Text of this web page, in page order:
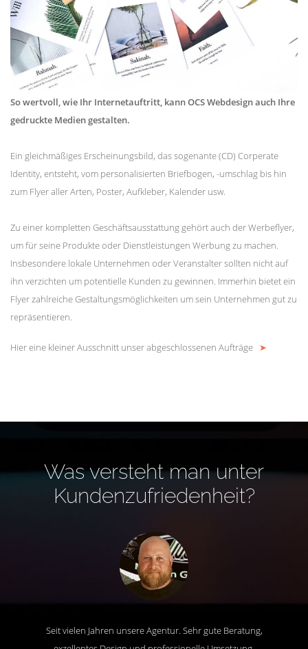
So wertvoll, wie Ihr Internetauftritt, kann OCS Webdesign auch Ihre
gedruckte Medien gestalten.
Ein gleichmäßiges Erscheinungsbild, das sogenante (CD) Corperate
Identity, entsteht, vom personalisierten Briefbogen, -umschlag bis hin
zum Flyer aller Arten, Poster, Aufkleber, Kalender usw.
Zu einer kompletten Geschäftsausstattung gehört auch der Werbeflyer,
um für seine Produkte oder Dienstleistungen Werbung zu machen.
Insbesondere lokale Unternehmen oder Veranstalter sollten nicht auf
ihn verzichten um potentielle Kunden zu gewinnen. Immerhin bietet ein
Flyer zahlreiche Gestaltungsmöglichkeiten um sein Unternehmen gut zu
repräsentieren.
Hier eine kleiner Ausschnitt unser abgeschlossenen Aufträge ➤
Was versteht man unter
Kundenzufriedenheit?
Seit vielen Jahren unsere Agentur. Sehr gute Beratung,